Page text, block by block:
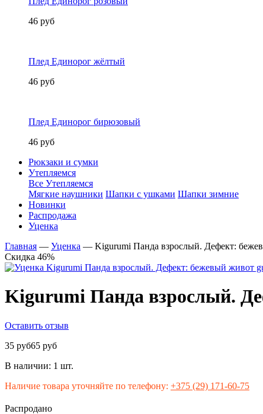
46 руб
Плед Единорог жёлтый
46 руб
Плед Единорог бирюзовый
46 руб
Рюкзаки и сумки
Утепляемся
Все Утепляемся
Мягкие наушники Шапки с ушками Шапки зимние
Новинки
Распродажа
Уценка
Главная — Уценка — Kigurumi Панда взрослый. Дефект:
Скидка 46%
Kigurumi Панда взрослый.
Оставить отзыв
35 руб65 руб
В наличии: 1 шт.
Наличие товара уточняйте по телефону: +375 (29) 171-60-75
Распродано